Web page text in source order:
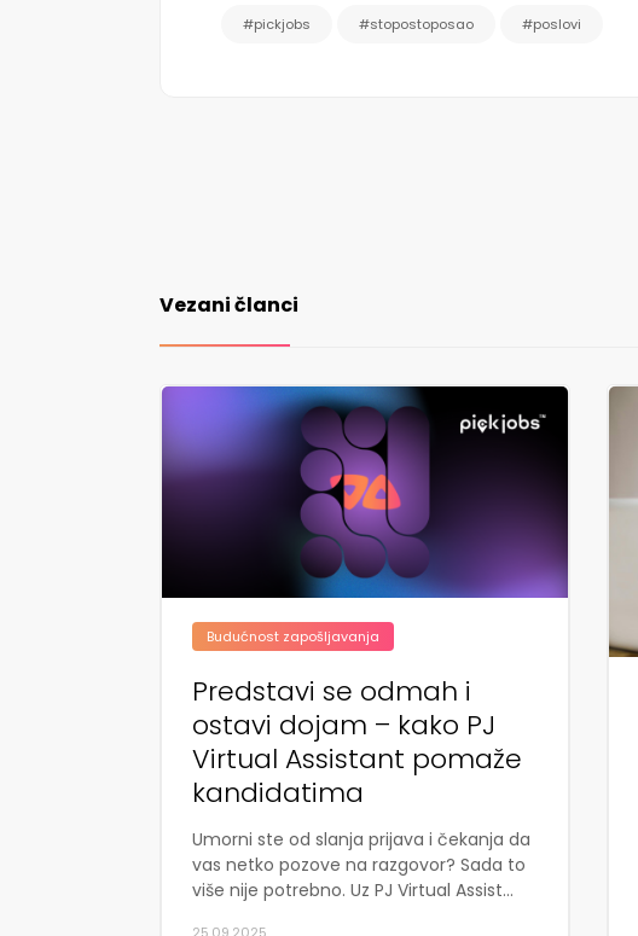
#pickjobs #stopostoposao #poslovi
Vezani članci
Budućnost zapošljavanja
Predstavi se odmah i
ostavi dojam – kako PJ
Virtual Assistant pomaže
kandidatima
Umorni ste od slanja prijava i čekanja da
vas netko pozove na razgovor? Sada to
više nije potrebno. Uz PJ Virtual Assist...